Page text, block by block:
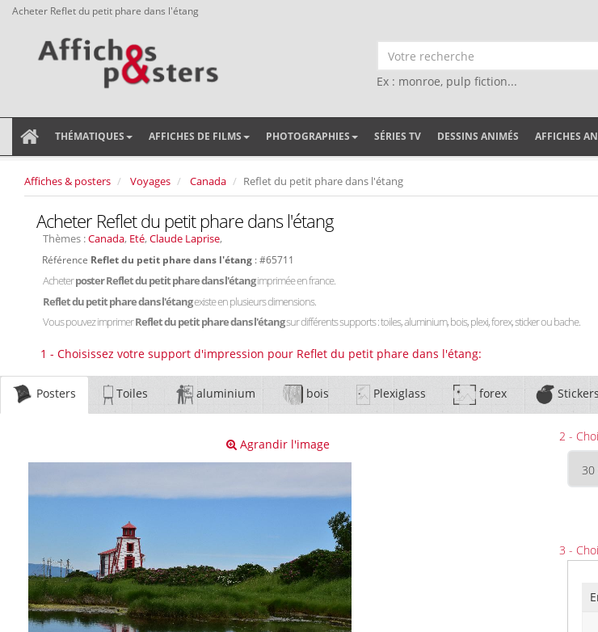
Acheter Reflet du petit phare dans l'étang
Ex : monroe, pulp fiction...
THÉMATIQUES AFFICHES DE FILMS PHOTOGRAPHIES SÉRIES TV DESSINS ANIMÉS AFFICHES
Affiches & posters Voyages Canada Reflet du petit phare dans l'étang
Acheter Reflet du petit phare dans l'étang
Thèmes :Canada, Eté, Claude Laprise,
Référence Reflet du petit phare dans l'étang : #65711
Acheterposter Reflet du petit phare dans l'étangimprimée en france.
Reflet du petit phare dans l'étangexiste en plusieurs dimensions.
Vous pouvez imprimerReflet du petit phare dans l'étangsur différents supports : toiles, aluminium, bois, plexi, forex, sticker ou bache.
1 - Choisissez votre support d'impression pour Reflet du petit phare dans l'étang:
Posters Toiles aluminium bois Plexiglass forex Stickers
Agrandir l'image
2 -
3 -